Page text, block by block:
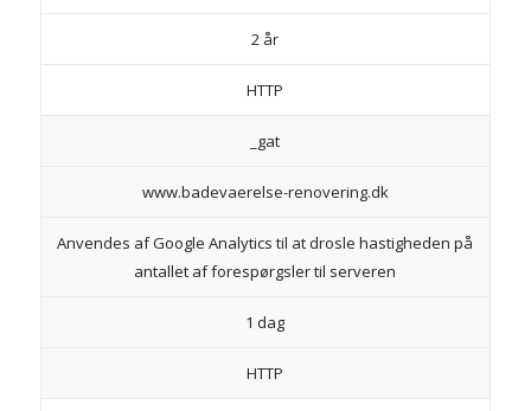
2 år
HTTP
_gat
www.badevaerelse-renovering.dk
Anvendes af Google Analytics til at drosle hastigheden på
antallet af forespørgsler til serveren
1 dag
HTTP